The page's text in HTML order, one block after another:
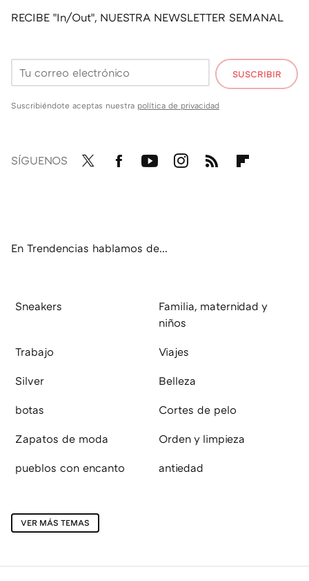
RECIBE "In/Out", NUESTRA NEWSLETTER SEMANAL
SUSCRIBIR
Suscribiéndote aceptas nuestra política de privacidad
SÍGUENOS
En Trendencias hablamos de...
Sneakers
Familia, maternidad y
niños
Trabajo Viajes
Silver Belleza
botas Cortes de pelo
Zapatos de moda Orden y limpieza
pueblos con encanto antiedad
VER MÁS TEMAS